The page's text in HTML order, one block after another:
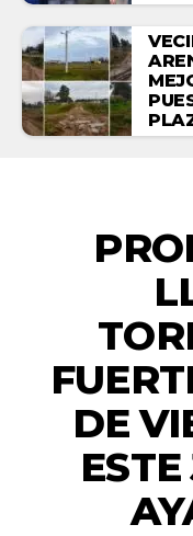
DE